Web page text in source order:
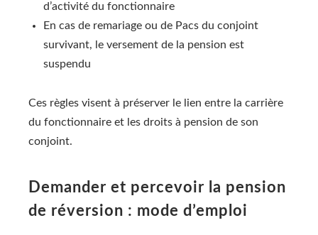
d’activité du fonctionnaire
En cas de remariage ou de Pacs du conjoint
survivant, le versement de la pension est
suspendu
Ces règles visent à préserver le lien entre la carrière
du fonctionnaire et les droits à pension de son
conjoint.
Demander et percevoir la pension
de réversion : mode d’emploi